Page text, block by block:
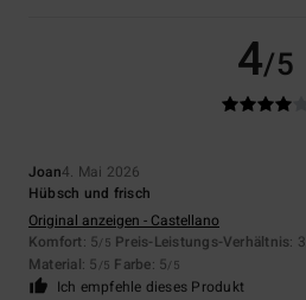
4/5
Joan4. Mai 2026
Hübsch und frisch
Original anzeigen - Castellano
Komfort: 5/5 Preis-Leistungs-Verhältnis: 3
Material: 5 /5 Farbe: 5/5
Ich empfehle dieses Produkt